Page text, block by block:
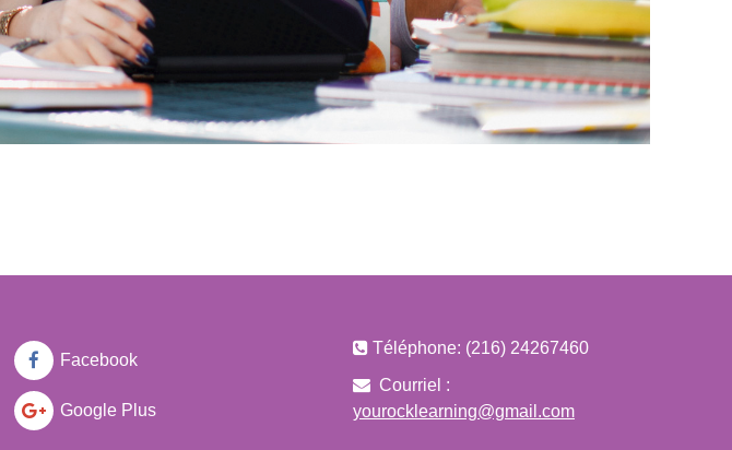
Facebook
Google Plus
Téléphone: (216) 24267460
Courriel :
yourocklearning@gmail.com